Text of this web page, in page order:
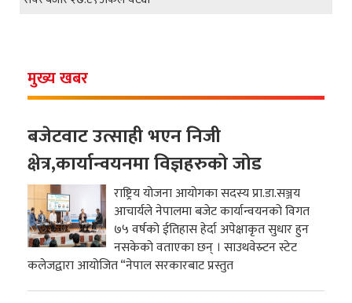
मुख्य खबर
बजेटवाट उत्साही भएन निजी
क्षेत्र,कार्यान्वयनमा विज्ञहरुको जोड
राष्ट्रिय योजना आयोगका सदस्य प्रा.डा.सञ्जय
आचार्यले नेपालमा बजेट कार्यान्वयनको विगत
७५ वर्षको ईतिहास हेर्दा अपेक्षाकृत सुधार हुन
नसकेको वताएका छन् । साउथवेस्र्टन स्टेट
कलेजद्वारा आयोजित “नेपाल सरकारबाट प्रस्तुत